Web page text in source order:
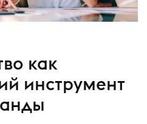
как
инструмент